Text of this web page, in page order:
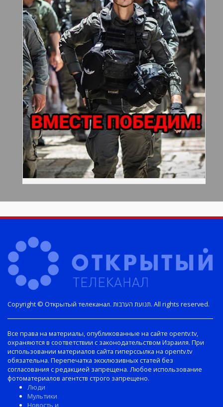
Copyright © Открытый телеканал. תנועת הערבות. All rights reserved.
Все права на материалы, опубликованные на сайте opentv.tv,
охраняются в соответствии с законодательством Израиля. При
использовании материалов сайта гиперссылка на opentv.tv
обязательна. Перепечатка эксклюзивных статей без
согласования с редакцией запрещена. Любое использование
фотоматериалов агентств строго запрещено.
Люди
Мультики
Новость и